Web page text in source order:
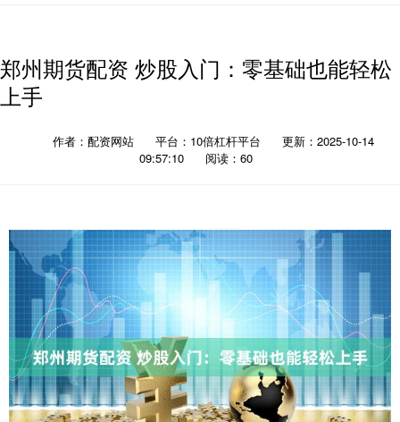
郑州期货配资 炒股入门：零基础也能轻松
上手
作者：配资网站 平台：10倍杠杆平台
更新：2025-10-14
09:57:10
阅读：60